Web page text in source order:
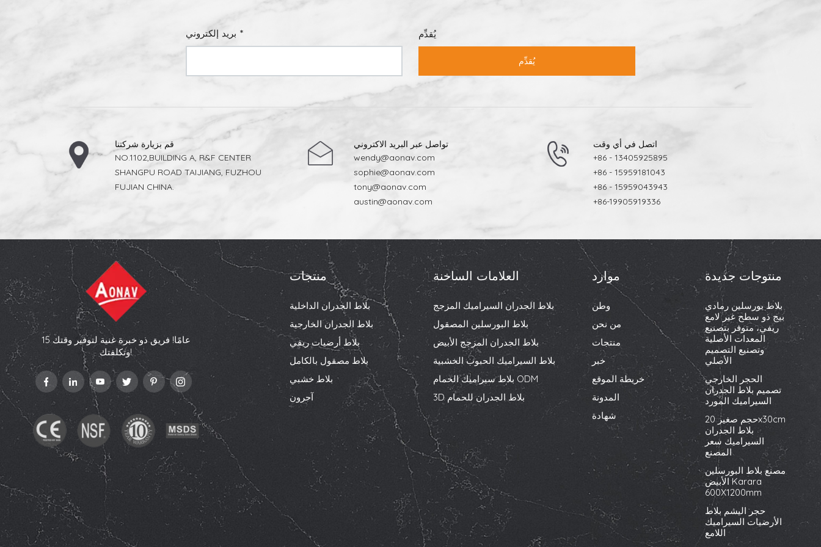
بريد إلكتروني * يُقدِّم
يُقدِّم
قم بزيارة شركتنا
NO.1102,BUILDING A, R&F CENTER
SHANGPU ROAD TAIJIANG, FUZHOU
FUJIAN CHINA.
تواصل عبر البريد الاكتروني
wendy@aonav.com
sophie@aonav.com
tony@aonav.com
austin@aonav.com
اتصل في أي وقت
+86 - 13405925895
+86 - 15959181043
+86 - 15959043943
+86-19905919336
15 عامًا! فريق ذو خبرة غنية لتوفير وقتك
وتكلفتك!
منتجات
بلاط الجدران الداخلية
بلاط الجدران الخارجية
بلاط أرضيات ريفي
بلاط مصقول بالكامل
بلاط خشبي
آحرون
العلامات الساخنة
بلاط الجدران السيراميك المزجج
بلاط البورسلين المصقول
بلاط الجدران المزجج الأبيض
بلاط السيراميك الحبوب الخشبية
بلاط سيراميك الحمام ODM
3D بلاط الجدران للحمام
موارد
وطن
من نحن
منتجات
خبر
خريطة الموقع
المدونة
شهادة
منتوجات جديدة
بلاط بورسلين رمادي
بيج ذو سطح غير لامع
ريفي، متوفر بتصنيع
المعدات الأصلية
وتصنيع التصميم
الأصلي
الحجر الخارجي
تصميم بلاط الجدران
السيراميك المورد
حجم صغير 20x30cm
بلاط الجدران
السيراميك سعر
المصنع
مصنع بلاط البورسلين
الأبيض Karara
600X1200mm
حجر اليشم بلاط
الأرضيات السيراميك
اللامع